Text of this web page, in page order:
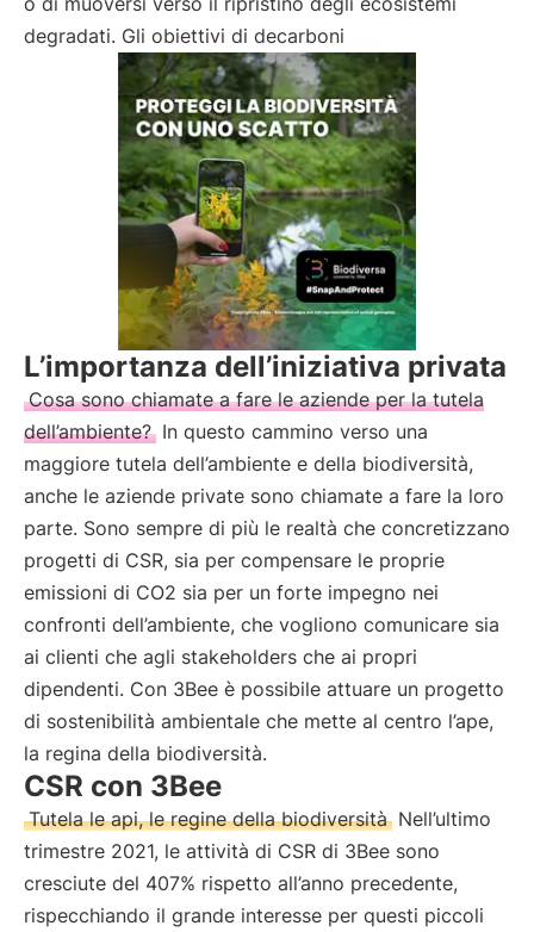
degradati. Gli obiettivi di decarboni
L’importanza dell’iniziativa privata
Cosa sono chiamate a fare le aziende per la tutela
dell’ambiente? In questo cammino verso una
maggiore tutela dell’ambiente e della biodiversità,
anche le aziende private sono chiamate a fare la loro
parte. Sono sempre di più le realtà che concretizzano
progetti di CSR, sia per compensare le proprie
emissioni di CO2 sia per un forte impegno nei
confronti dell’ambiente, che vogliono comunicare sia
ai clienti che agli stakeholders che ai propri
dipendenti. Con 3Bee è possibile attuare un progetto
di sostenibilità ambientale che mette al centro l’ape,
la regina della biodiversità.
CSR con 3Bee
Tutela le api, le regine della biodiversità Nell’ultimo
trimestre 2021, le attività di CSR di 3Bee sono
cresciute del 407% rispetto all’anno precedente,
rispecchiando il grande interesse per questi piccoli